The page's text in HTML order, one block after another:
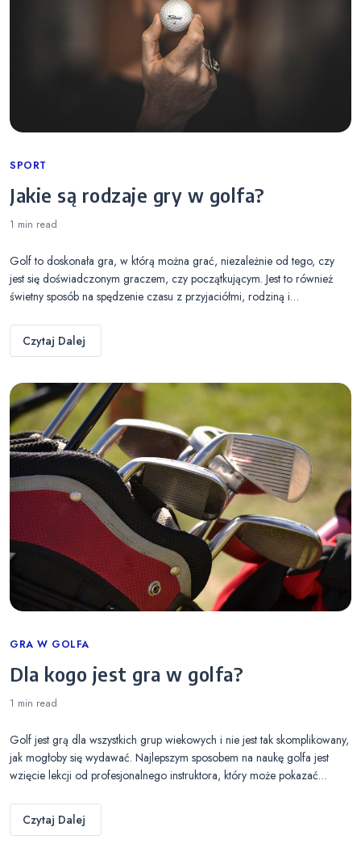
Categories
SPORT
Jakie są rodzaje gry w golfa?
1 min read
Golf to doskonała gra, w którą można grać, niezależnie od tego, czy
jest się doświadczonym graczem, czy początkującym. Jest to również
świetny sposób na spędzenie czasu z przyjaciółmi, rodziną i…
Czytaj Dalej
Categories
GRA W GOLFA
Dla kogo jest gra w golfa?
1 min read
Golf jest grą dla wszystkich grup wiekowych i nie jest tak skomplikowany,
jak mogłoby się wydawać. Najlepszym sposobem na naukę golfa jest
wzięcie lekcji od profesjonalnego instruktora, który może pokazać…
Czytaj Dalej